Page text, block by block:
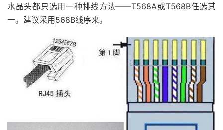
水晶头都只选用一种排线方法——T568A或T568B任选其
一。建议采用568B线序来。